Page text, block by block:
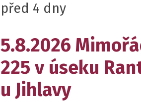
před 4 dny
5.8.2026
225 v úseku
u Jihlavy